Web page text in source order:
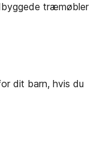
træmøbler
dit barn, hvis du